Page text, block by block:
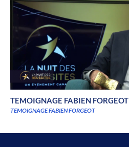
TEMOIGNAGE FABIEN FORGEOT
TEMOIGNAGE FABIEN FORGEOT